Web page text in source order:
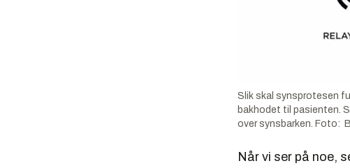
Slik skal synsprotesen
bakhodet til pasienten.
over synsbarken. Foto:
Når vi ser på noe,